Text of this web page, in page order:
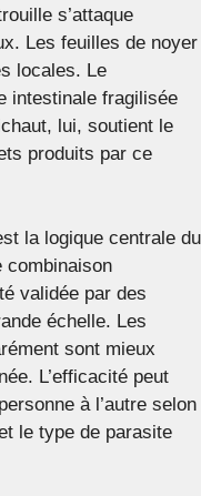
s’attaque
Les feuilles de noyer
locales. Le
intestinale fragilisée
lui, soutient le
produits par ce
la logique centrale du
combinaison
validée par des
échelle. Les
sont mieux
L’efficacité peut
à l’autre selon
le type de parasite